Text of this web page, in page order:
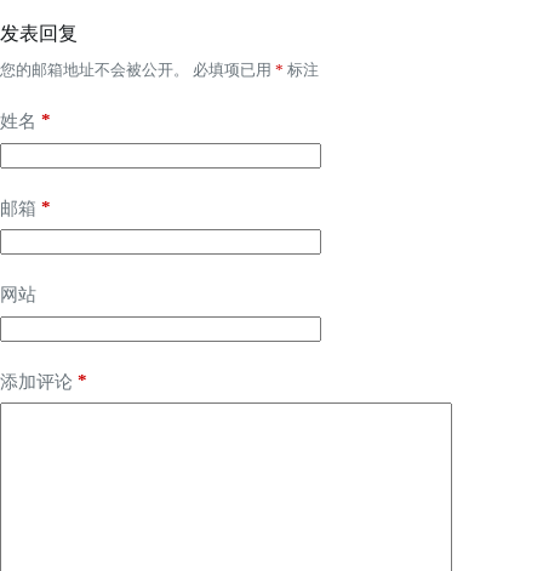
发表回复
您的邮箱地址不会被公开。 必填项已用 * 标注
姓名 *
邮箱 *
网站
添加评论 *